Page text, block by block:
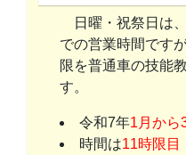
日曜・祝祭日は
での営業時間です
限を普通車の技能
す。
令和7年1月から
時間は11時限目